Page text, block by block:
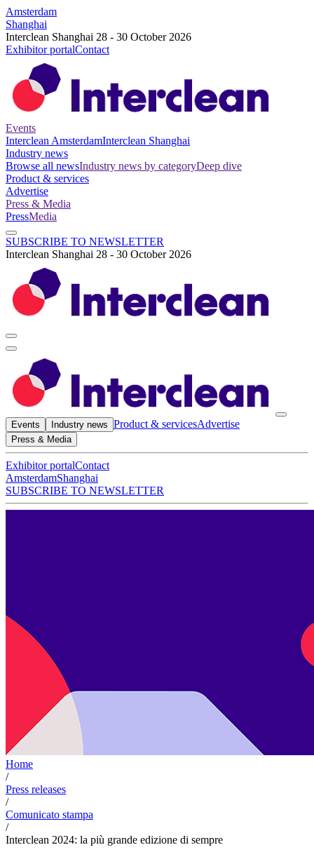
Amsterdam
Shanghai
Interclean Shanghai 28 - 30 October 2026
Exhibitor portalContact
Events
Interclean AmsterdamInterclean Shanghai
Industry news
Browse all newsIndustry news by categoryDeep dive
Product & services
Advertise
Press & Media
PressMedia
SUBSCRIBE TO NEWSLETTER
Interclean Shanghai 28 - 30 October 2026
Events Industry news Product & servicesAdvertise
Press & Media
Exhibitor portalContact
AmsterdamShanghai
SUBSCRIBE TO NEWSLETTER
Home
/
Press releases
/
Comunicato stampa
/
Interclean 2024: la più grande edizione di sempre